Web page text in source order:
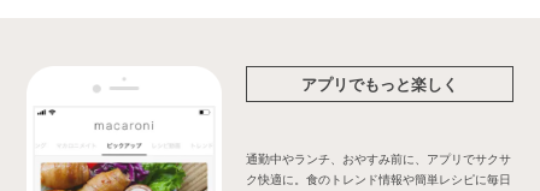
アプリでもっと楽しく
通勤中やランチ、おやすみ前に、アプリでサクサ
ク快適に。食のトレンド情報や簡単レシピに毎日